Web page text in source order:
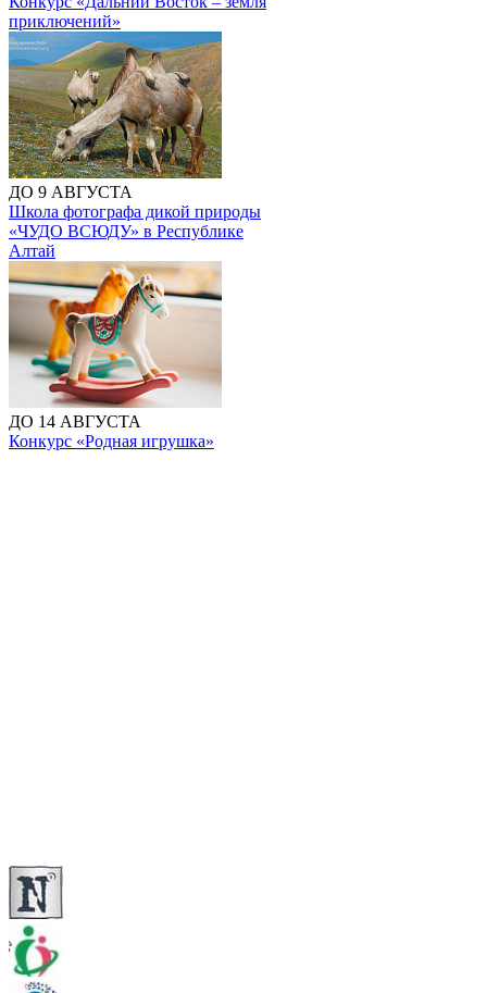
приключений»
ДО 9 АВГУСТА
Школа фотографа дикой природы
«ЧУДО ВСЮДУ» в Республике
Алтай
ДО 14 АВГУСТА
Конкурс «Родная игрушка»